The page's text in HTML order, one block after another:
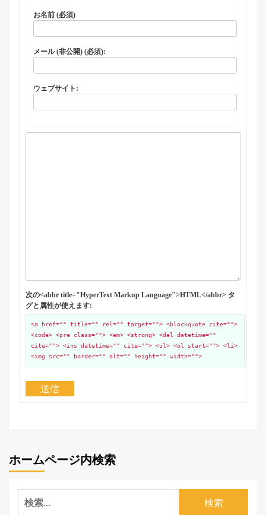
お名前 (必須)
メール (非公開) (必須):
ウェブサイト:
次の<abbr title="HyperText Markup Language">HTML</abbr> タ
グと属性が使えます:
<a href="" title="" rel="" target=""> <blockquote cite="">
<code> <pre class=""> <em> <strong> <del datetime=""
cite=""> <ins datetime="" cite=""> <ul> <ol start=""> <li>
<img src="" border="" alt="" height="" width="">
送信
ホームページ内検索
検
索: